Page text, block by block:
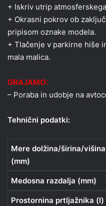
+ Iskriv utrip
+ Okrasni pokrov ob
pripisom oznake modela.
+ Tlačenje v parkirne hiše
mala malica.
GRAJAMO:
– Poraba in udobje na
Tehnični podatki:
Mere dolžina/širina/višina
(mm)
Medosna razdalja (mm)
Prostornina prtljažnika (l)